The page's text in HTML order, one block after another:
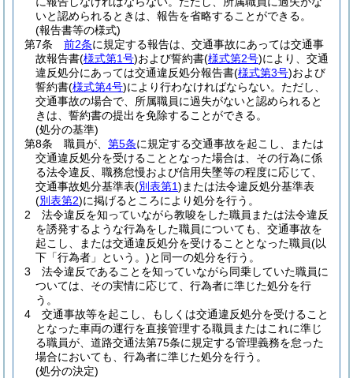
いと認められるときは、報告を省略することができる。
(報告書等の様式)
第7条
前2条に規定する報告は、交通事故にあっては交通事
故報告書(様式第1号)および誓約書(様式第2号)により、交通
違反処分にあっては交通違反処分報告書(様式第3号)および
誓約書(様式第4号)により行わなければならない。 ただし、
交通事故の場合で、所属職員に過失がないと認められると
きは、誓約書の提出を免除することができる。
(処分の基準)
第8条
職員が、 第5条に規定する交通事故を起こし、または
交通違反処分を受けることとなった場合は、その行為に係
る法令違反、職務怠慢および信用失墜等の程度に応じて、
交通事故処分基準表(別表第1) または法令違反処分基準表
(別表第2)に掲げるところにより処分を行う。
2
法令違反を知っていながら教唆をした職員または法令違反
を誘発するような行為をした職員についても、交通事故を
起こし、または交通違反処分を受けることとなった職員(以
下「行為者」という。)と同一の処分を行う。
3
法令違反であることを知っていながら同乗していた職員に
ついては、その実情に応じて、行為者に準じた処分を行
う。
4
交通事故等を起こし、もしくは交通違反処分を受けること
となった車両の運行を直接管理する職員またはこれに準じ
る職員が、道路交通法第75条に規定する管理義務を怠った
場合においても、行為者に準じた処分を行う。
(処分の決定)